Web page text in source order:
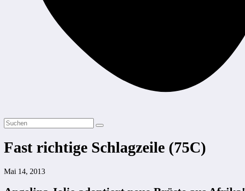
Fast richtige Schlagzeile (75C)
Mai 14, 2013